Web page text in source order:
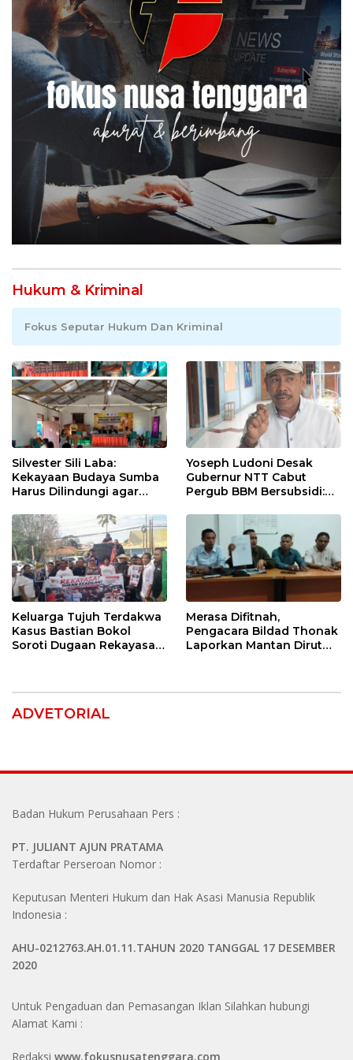
Hukum & Kriminal
Fokus Seputar Hukum Dan Kriminal
Silvester Sili Laba:
Kekayaan Budaya Sumba
Harus Dilindungi agar
Yoseph Ludoni Desak
Gubernur NTT Cabut
Pergub BBM Bersubsidi:
Tagih Pajak
Keluarga Tujuh Terdakwa
Kasus Bastian Bokol
Soroti Dugaan Rekayasa
Merasa Difitnah,
Pengacara Bildad Thonak
Laporkan Mantan Dirut
ADVETORIAL
Badan Hukum Perusahaan Pers :
PT. JULIANT AJUN PRATAMA
Terdaftar Perseroan Nomor :
Keputusan Menteri Hukum dan Hak Asasi Manusia Republik
Indonesia :
AHU-0212763.AH.01.11.TAHUN 2020 TANGGAL 17 DESEMBER
2020
Untuk Pengaduan dan Pemasangan Iklan Silahkan hubungi
Alamat Kami :
Redaksi www.fokusnusatenggara.com